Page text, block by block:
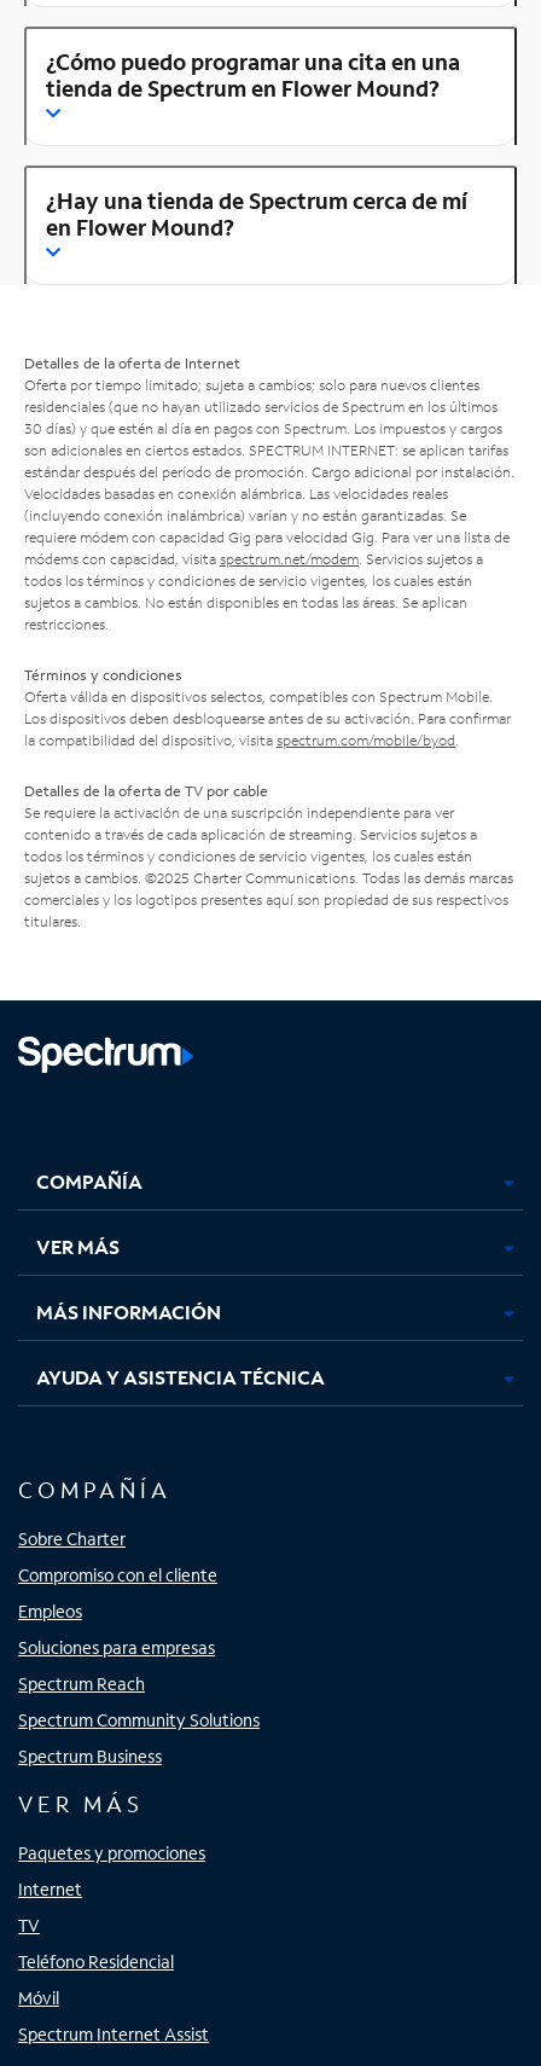
¿Cómo puedo programar una cita en una
tienda de Spectrum en Flower Mound?
¿Hay una tienda de Spectrum cerca de mí
en Flower Mound?
Detalles de la oferta de Internet
Oferta por tiempo limitado; sujeta a cambios; solo para nuevos clientes
residenciales (que no hayan utilizado servicios de Spectrum en los últimos
30 días) y que estén al día en pagos con Spectrum. Los impuestos y cargos
son adicionales en ciertos estados. SPECTRUM INTERNET: se aplican tarifas
estándar después del período de promoción. Cargo adicional por instalación.
Velocidades basadas en conexión alámbrica. Las velocidades reales
(incluyendo conexión inalámbrica) varían y no están garantizadas. Se
requiere módem con capacidad Gig para velocidad Gig. Para ver una lista de
módems con capacidad, visita spectrum.net/modem . Servicios sujetos a
todos los términos y condiciones de servicio vigentes, los cuales están
sujetos a cambios. No están disponibles en todas las áreas. Se aplican
restricciones.
Términos y condiciones
Oferta válida en dispositivos selectos, compatibles con Spectrum Mobile.
Los dispositivos deben desbloquearse antes de su activación. Para confirmar
la compatibilidad del dispositivo, visita spectrum.com/mobile/byod
Detalles de la oferta de TV por cable
Se requiere la activación de una suscripción independiente para ver
contenido a través de cada aplicación de streaming. Servicios sujetos a
todos los términos y condiciones de servicio vigentes, los cuales están
sujetos a cambios. ©2025 Charter Communications. Todas las demás marcas
comerciales y los logotipos presentes aquí son propiedad de sus respectivos
titulares.
abre
en
pestaña
nueva
abre
en
pestaña
nueva
abre
en
pestaña
nueva
en
nueva
COMPAÑÍA
VER MÁS
MÁS INFORMACIÓN
AYUDA Y ASISTENCIA TÉCNICA
COMPAÑÍA
Sobre Charter
Compromiso con el cliente
Empleos
Soluciones para empresas
Spectrum Reach
Spectrum Community Solutions
Spectrum Business
VER MÁS
Paquetes y promociones
Internet
TV
Teléfono Residencial
Móvil
Spectrum Internet Assist